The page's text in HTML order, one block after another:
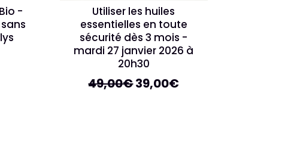
-
Utiliser les huiles
essentielles en toute
sécurité dès 3 mois -
mardi 27 janvier 2026 à
20h30
49,00€Le
prix
39,00€Le